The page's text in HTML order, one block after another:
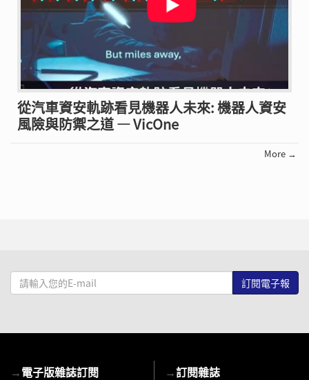
從汽車資安軌跡看見機器人未來: 機器人資安
風險與防禦之道 — VicOne
More →
請
輸
→電子版雜誌訂閱 →訂閱雜誌